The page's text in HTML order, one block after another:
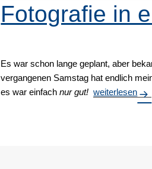
Fotografie in
Es war schon lange geplant, aber
vergangenen Samstag hat endlich
es war einfachnur gut! Fotografie in
weiterlesen